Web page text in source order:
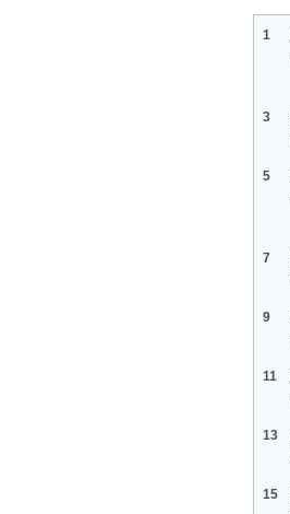
1
3
5
7
9
11
13
15